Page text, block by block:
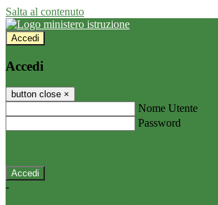
Salta al contenuto
Accedi
Accedi
button close ×
Nome Utente
Password
-